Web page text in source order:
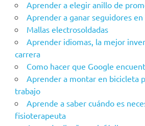
Aprender a elegir anillo de
Aprender a ganar seguidores en
Mallas electrosoldadas
Aprender idiomas, la mejor
carrera
Como hacer que Google
Aprender a montar en bicicleta
trabajo
Aprende a saber cuándo es
fisioterapeuta